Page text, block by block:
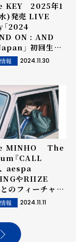
KEY 2025年1
)発売 LIVE
2024
ON : AND
初回生産
録されているビ
像ティザーを公
報 2024.11.30
MINHO The
『CALL
aespa
やRIIZE
のフィーチャリ
収録された
MINHO初のフ
The 1st
BACK』
報 2024.11.11